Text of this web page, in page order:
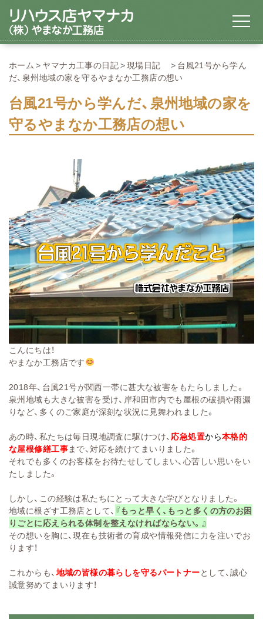
ホーム ヤマナカ工事の日記 現場日記
台風21号から学ん
だ、泉州地域の家を守るやまなか工務店の想い
台風21号から学んだ、泉州地域の家を
守るやまなか工務店の想い
こんにちは！
やまなか工務店です
2018年、台風21号が関西一帯に甚大な被害をもたらしました。
泉州地域も大きな被害を受け、岸和田市内でも屋根の破損や雨漏
りなど、多くのご家庭が深刻な状況に見舞われました。
あの時、私たちは毎日現地調査に駆けつけ、 応急処置から本格的
な屋根修繕工事まで、対応を続けてまいりました。
それでも多くのお客様をお待たせしてしまい、心苦しい思いをい
たしました。
しかし、この経験は私たちにとって大きな学びとなりました。
地域に根ざす工務店として、 『もっと早く、もっと多くの方のお困
りごとに応えられる体制を整えなければならない。』
その想いを胸に、現在も技術者の育成や情報発信に力を注いでお
ります！
これからも、 地域の皆様の暮らしを守るパートナーとして、誠心
誠意努めてまいります！